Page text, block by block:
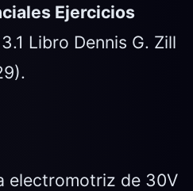
Ejercicios
Libro Dennis G. Zill
electromotriz de 30V